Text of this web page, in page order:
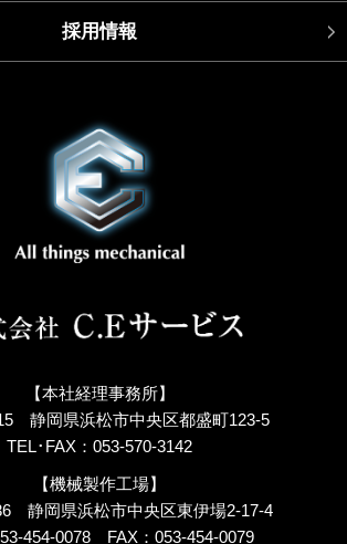
採用情報
【本社経理事務所】
静岡県浜松市中央区都盛町123-5
TEL･FAX：053-570-3142
【機械製作工場】
静岡県浜松市中央区東伊場2-17-4
454-0078 FAX：053-454-0079